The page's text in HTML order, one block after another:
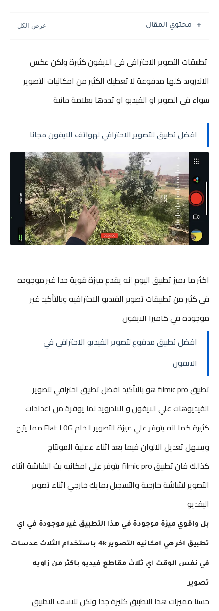
محتوي المقال
تطبيقات التصوير الاحترافي في الايفون كثيرة ولكن عكس
الاندرويد كلها مدفوعة لا تعطيك الكثير من امكانيات التصوير
سواء في الصوير او الفيديو او تجدها بعلامة مائية
افضل تطبيق للتصوير الاحترافي لهواتف الايفون مجانا
اكثر ما يميز تطبيق اليوم انه يقدم ميزة قوية جدا غير موجوده
في كثير من تطبيقات تصوير الفيديو الاحترافيه وبالتأكيد غير
موجوده في كاميرا الايفون
افضل تطبيق مدفوع لتصوير الفيديو الاحترافي في
الايفون
تطبيق filmic pro هو بالتأكيد افضل تطبيق احترافي لتصوير
الفيديوهات علي الايفون و الاندرويد لما يوفرة من اعدادات
كثيرة كما انه يتوفر علي ميزة التصوير الخام Flat LOG مما يتيح
ويسهل تعديل الالوان فيما بعد اثناء عملية المونتاج
كذالك فان تطبيق filmic pro يتوفر علي امكانيه بث الشاشة اثناء
التصوير لشاشة خارجية والتسجيل بمايك خارجي اثناء تصوير
اليفديو
بل واقوي ميزة موجودة في هذا التطبيق غير موجودة في اي
تطبيق اخر هي امكانيه التصوير 4k باستخدام الثلاث عدسات
في نفس الوقت اي ثلاث مقاطع فيديو باكثر من زاويه
تصوير
حسنا مميزات هذا التطبيق كثيرة جدا ولكن للاسف التطبيق